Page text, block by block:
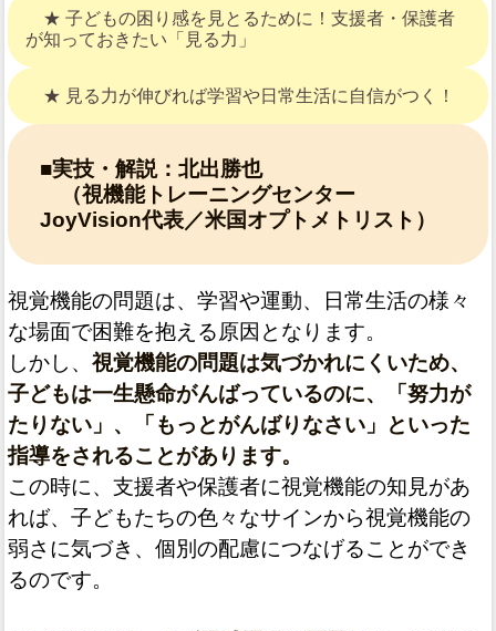
★ 子どもの困り感を見とるために！支援者・保護者
が知っておきたい「見る力」
★ 見る力が伸びれば学習や日常生活に自信がつく！
■実技・解説：北出勝也
（視機能トレーニングセンター
JoyVision代表／米国オプトメトリスト）
視覚機能の問題は、学習や運動、日常生活の様々
な場面で困難を抱える原因となります。
しかし、 視覚機能の問題は気づかれにくいため、
子どもは一生懸命がんばっているのに、「努力が
たりない」、「もっとがんばりなさい」といった
指導をされることがあります。
この時に、支援者や保護者に視覚機能の知見があ
れば、子どもたちの色々なサインから視覚機能の
弱さに気づき、個別の配慮につなげることができ
るのです。